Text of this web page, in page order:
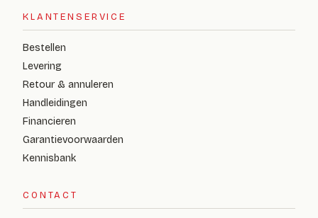
KLANTENSERVICE
Bestellen
Levering
Retour & annuleren
Handleidingen
Financieren
Garantievoorwaarden
Kennisbank
CONTACT